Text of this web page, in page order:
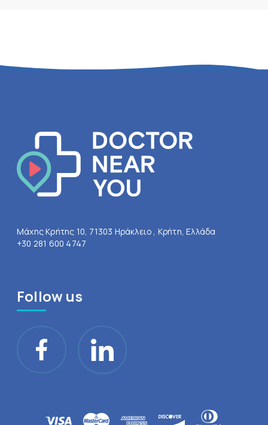
Μάχης Κρήτης 10, 71303 Ηράκλειο , Κρήτη, Ελλάδα
+30 281 600 4747
Follow us